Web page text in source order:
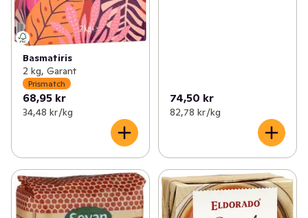
Basmatiris
2 kg, Garant
Prismatch
68,95 kr
34,48 kr /kg
74,50 kr
82,78 kr /kg